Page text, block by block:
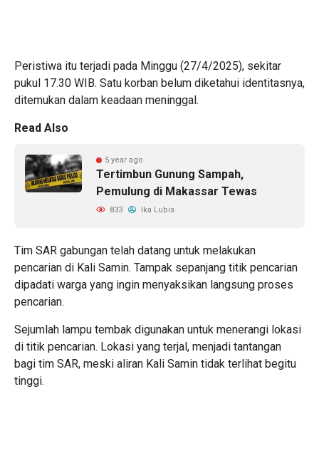
Peristiwa itu terjadi pada Minggu (27/4/2025), sekitar
pukul 17.30 WIB. Satu korban belum diketahui identitasnya,
ditemukan dalam keadaan meninggal.
Read Also
5 year ago
Tertimbun Gunung Sampah,
Pemulung di Makassar Tewas
833 Ika Lubis
Tim SAR gabungan telah datang untuk melakukan
pencarian di Kali Samin. Tampak sepanjang titik pencarian
dipadati warga yang ingin menyaksikan langsung proses
pencarian.
Sejumlah lampu tembak digunakan untuk menerangi lokasi
di titik pencarian. Lokasi yang terjal, menjadi tantangan
bagi tim SAR, meski aliran Kali Samin tidak terlihat begitu
tinggi.